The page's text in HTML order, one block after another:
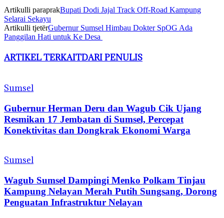
Artikulli paraprakBupati Dodi Jajal Track Off-Road Kampung
Selarai Sekayu
Artikulli tjetërGubernur Sumsel Himbau Dokter SpOG Ada
Panggilan Hati untuk Ke Desa
ARTIKEL TERKAITDARI PENULIS
Sumsel
Gubernur Herman Deru dan Wagub Cik Ujang
Resmikan 17 Jembatan di Sumsel, Percepat
Konektivitas dan Dongkrak Ekonomi Warga
Sumsel
Wagub Sumsel Dampingi Menko Polkam Tinjau
Kampung Nelayan Merah Putih Sungsang, Dorong
Penguatan Infrastruktur Nelayan